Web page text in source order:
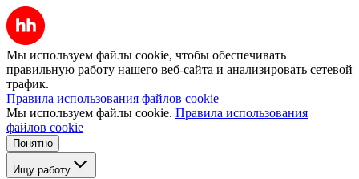
Мы используем файлы cookie, чтобы обеспечивать
правильную работу нашего веб-сайта и анализировать сетевой
трафик.
Правила использования файлов cookie
Мы используем файлы cookie. Правила использования
файлов cookie
Понятно
Ищу работу